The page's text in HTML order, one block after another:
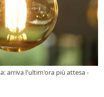
arriva l'ultim'ora più attesa -